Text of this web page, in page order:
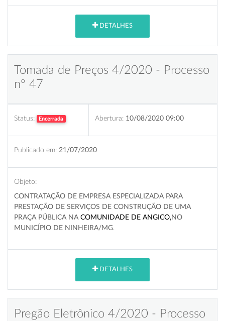
DETALHES
Tomada de Preços 4/2020 - Processo
nº 47
Status: Encerrada Abertura: 10/08/2020 09:00
Publicado em: 21/07/2020
Objeto:
CONTRATAÇÃO DE EMPRESA ESPECIALIZADA PARA
PRESTAÇÃO DE SERVIÇOS DE CONSTRUÇÃO DE UMA
PRAÇA PÚBLICA NA COMUNIDADE DE ANGICO,NO
MUNICÍPIO DE NINHEIRA/MG
DETALHES
Pregão Eletrônico 4/2020 - Processo